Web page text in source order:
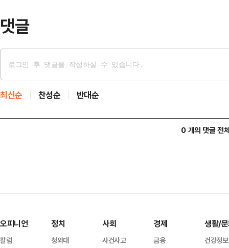
댓글
최신순 찬성순 반대순
0 개의 댓글 전
오피니언
칼럼
정치
청와대
사회
사건사고
경제
금융
생활/
건강정보